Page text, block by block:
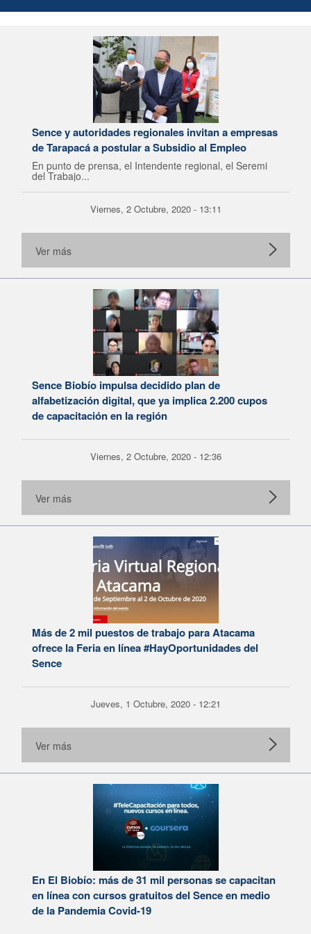
Sence y autoridades regionales invitan a empresas
de Tarapacá a postular a Subsidio al Empleo
En punto de prensa, el Intendente regional, el Seremi
del Trabajo...
Viernes, 2 Octubre, 2020 - 13:11
Ver más
Sence Biobío impulsa decidido plan de
alfabetización digital, que ya implica 2.200 cupos
de capacitación en la región
Viernes, 2 Octubre, 2020 - 12:36
Ver más
Más de 2 mil puestos de trabajo para Atacama
ofrece la Feria en línea #HayOportunidades del
Sence
Jueves, 1 Octubre, 2020 - 12:21
Ver más
En El Biobío: más de 31 mil personas se capacitan
en línea con cursos gratuitos del Sence en medio
de la Pandemia Covid-19